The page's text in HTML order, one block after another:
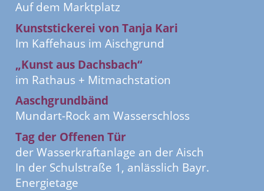
Auf dem Marktplatz
Kunststickerei von Tanja Kari
Im Kaffehaus im Aischgrund
„Kunst aus Dachsbach“
im Rathaus + Mitmachstation
Aaschgrundbänd
Mundart-Rock am Wasserschloss
Tag der Offenen Tür
der Wasserkraftanlage an der Aisch
In der Schulstraße 1, anlässlich Bayr.
Energietage